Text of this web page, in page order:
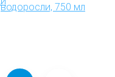
водоросли, 750 мл